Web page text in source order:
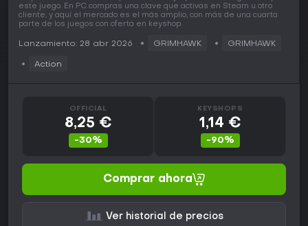
este juego. En PC compras una clave que activas en Steam u otro
cliente, y aquí el mercado es el más amplio, con más de una cuarta
parte de los juegos con oferta en keyshop.
Lanzamiento: 28 abr 2026 GRIMHAWK GRIMHAWK
Action
OFFICIAL
8,25 €
-30%
KEYSHOPS
1,14 €
-90%
Comprar ahora
Ver historial de precios